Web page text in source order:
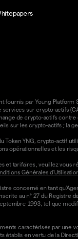
par Young
sur crypto-actifs
de crypto-actifs
sur les crypto-actifs ; la
Token YNG, crypto-actif
opérationnelles et les
et tarifaires, veuillez vous
Générales
concerné en tant
au n° 27 du
1993, tel que
caractérisés par
établis en vertu de la